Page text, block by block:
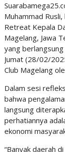
Muhammad
Retreat Kepala
Magelang, Jawa
yang
Jumat (28/02/
Club Magelang
Dalam sesi
bahwa
langsung
perhatiannya
ekonomi
“Banyak daerah